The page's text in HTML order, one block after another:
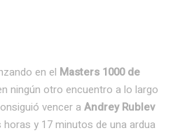
en el Masters 1000 de
ningún otro encuentro a lo largo
vencer a Andrey Rublev
y 17 minutos de una ardua